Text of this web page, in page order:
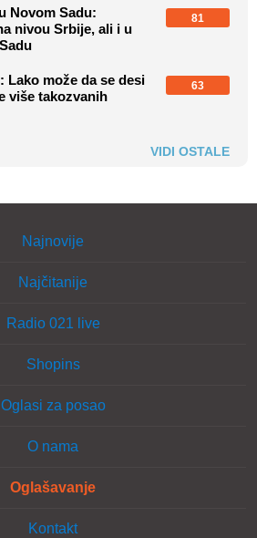
Novom Sadu:
nivou Srbije, ali i u
81
može da se desi
više takozvanih
63
VIDI OSTALE
Najnovije
Najčitanije
Radio 021 live
Shopins
Oglasi za posao
O nama
Oglašavanje
Kontakt